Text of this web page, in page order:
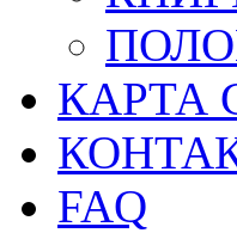
КАРТА
FAQ